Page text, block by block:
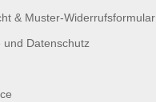
& Muster-Widerrufsformular
und Datenschutz